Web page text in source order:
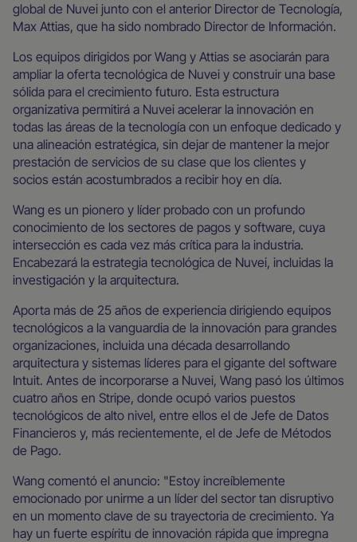
global de Nuvei junto con el anterior Director de Tecnología,
Max Attias, que ha sido nombrado Director de Información.
Los equipos dirigidos por Wang y Attias se asociarán para
ampliar la oferta tecnológica de Nuvei y construir una base
sólida para el crecimiento futuro. Esta estructura
organizativa permitirá a Nuvei acelerar la innovación en
todas las áreas de la tecnología con un enfoque dedicado y
una alineación estratégica, sin dejar de mantener la mejor
prestación de servicios de su clase que los clientes y
socios están acostumbrados a recibir hoy en día.
Wang es un pionero y líder probado con un profundo
conocimiento de los sectores de pagos y software, cuya
intersección es cada vez más crítica para la industria.
Encabezará la estrategia tecnológica de Nuvei, incluidas la
investigación y la arquitectura.
Aporta más de 25 años de experiencia dirigiendo equipos
tecnológicos a la vanguardia de la innovación para grandes
organizaciones, incluida una década desarrollando
arquitectura y sistemas líderes para el gigante del software
Intuit. Antes de incorporarse a Nuvei, Wang pasó los últimos
cuatro años en Stripe, donde ocupó varios puestos
tecnológicos de alto nivel, entre ellos el de Jefe de Datos
Financieros y, más recientemente, el de Jefe de Métodos
de Pago.
Wang comentó el anuncio: "Estoy increíblemente
emocionado por unirme a un líder del sector tan disruptivo
en un momento clave de su trayectoria de crecimiento. Ya
hay un fuerte espíritu de innovación rápida que impregna